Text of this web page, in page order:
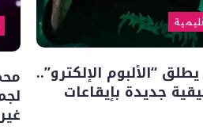
“الألبوم الإلكترو”..
جديدة بإيقاعات